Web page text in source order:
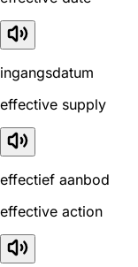
ingangsdatum
effective supply
effectief aanbod
effective action